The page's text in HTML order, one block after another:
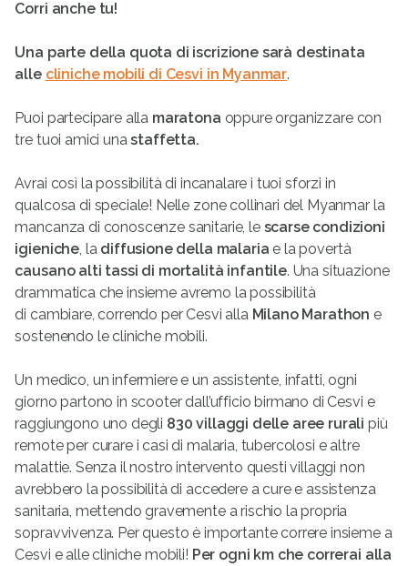
Corri anche tu!
Una parte della quota di iscrizione sarà destinata
alle cliniche mobili di Cesvi in Myanmar.
Puoi partecipare alla maratona oppure organizzare con
tre tuoi amici unastaffetta.
Avrai così la possibilità di incanalare i tuoi sforzi in
qualcosa di speciale! Nelle zone collinari del Myanmar la
mancanza di conoscenze sanitarie, le scarse condizioni
igieniche, la diffusione della malaria e la povertà
causano alti tassi di mortalità infantile. Una situazione
drammatica che insieme avremo la possibilità
di cambiare, correndo per Cesvi alla Milano Marathon e
sostenendo le cliniche mobili.
Un medico, un infermiere e un assistente, infatti, ogni
giorno partono in scooter dall’ufficio birmano di Cesvi e
raggiungono uno degli 830 villaggi delle aree rurali più
remote per curare i casi di malaria, tubercolosi e altre
malattie. Senza il nostro intervento questi villaggi non
avrebbero la possibilità di accedere a cure e assistenza
sanitaria, mettendo gravemente a rischio la propria
sopravvivenza. Per questo è importante correre insieme a
Cesvi e alle cliniche mobili! Per ogni km che correrai alla